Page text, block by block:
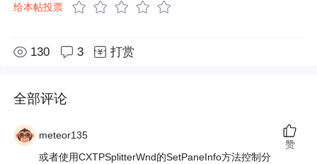
给本帖投票
130 3 打赏
全部评论
meteor135
或者使用CXTPSplitterWnd的SetPaneInfo方法控制分
赞